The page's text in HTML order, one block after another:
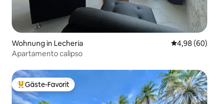
Wohnung in Lecheria
4,98 (60)
Apartamento calipso
Beliebter Gäste-Favorit.
Gäste-Favorit